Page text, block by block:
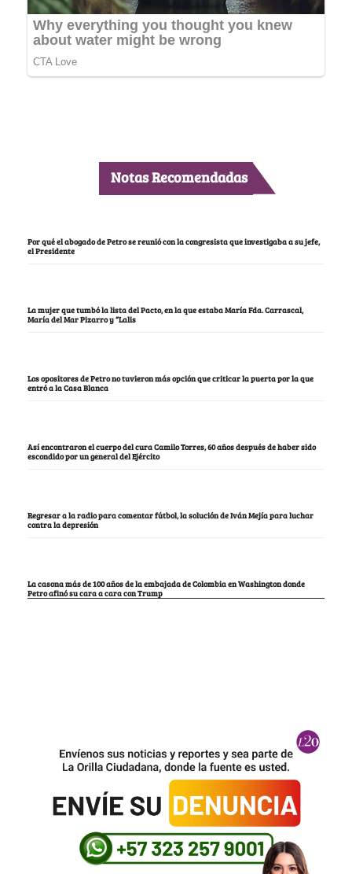
Notas Recomendadas
Por qué el abogado de Petro se reunió con la congresista que investigaba a su jefe,
el Presidente
La mujer que tumbó la lista del Pacto, en la que estaba María Fda. Carrascal,
María del Mar Pizarro y “Lalis
Los opositores de Petro no tuvieron más opción que criticar la puerta por la que
entró a la Casa Blanca
Así encontraron el cuerpo del cura Camilo Torres, 60 años después de haber sido
escondido por un general del Ejército
Regresar a la radio para comentar fútbol, la solución de Iván Mejía para luchar
contra la depresión
La casona más de 100 años de la embajada de Colombia en Washington donde
Petro afinó su cara a cara con Trump